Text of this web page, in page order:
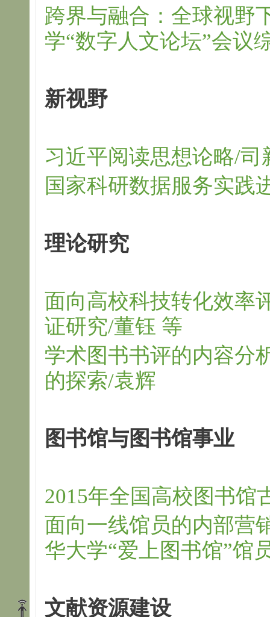
跨界与融合：全球视
学“数字人文论坛”会议
新视野
习近平阅读思想论略/司
国家科研数据服务实践
理论研究
面向高校科技转化效率
证研究/董钰 等
学术图书书评的内容
的探索/袁辉
图书馆与图书馆事业
2015年全国高校图书馆
面向一线馆员的内部
华大学“爱上图书馆”馆
文献资源建设